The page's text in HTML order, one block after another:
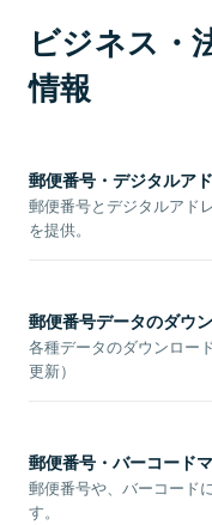
ビジネス・
情報
郵便番号・デジタルア
郵便番号とデジタルアド
を提供。
郵便番号データのダウ
各種データのダウンロー
更新）
郵便番号・バーコード
郵便番号や、バーコード
す。